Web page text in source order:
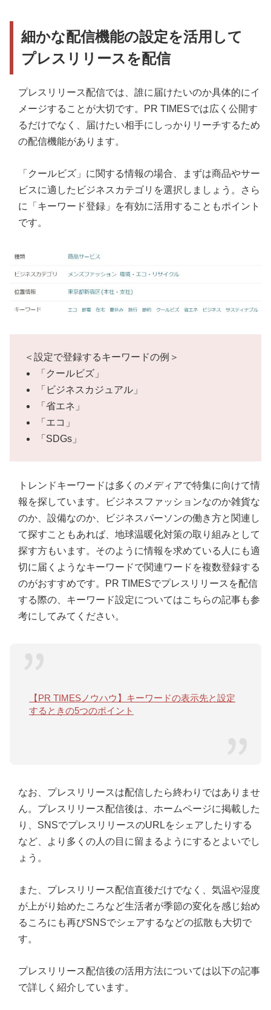
細かな配信機能の設定を活用して
プレスリリースを配信
プレスリリース配信では、誰に届けたいのか具体的にイ
メージすることが大切です。PR TIMESでは広く公開す
るだけでなく、届けたい相手にしっかりリーチするため
の配信機能があります。
「クールビズ」に関する情報の場合、まずは商品やサー
ビスに適したビジネスカテゴリを選択しましょう。さら
に「キーワード登録」を有効に活用することもポイント
です。
＜設定で登録するキーワードの例＞
「クールビズ」
「ビジネスカジュアル」
「省エネ」
「エコ」
「SDGs」
トレンドキーワードは多くのメディアで特集に向けて情
報を探しています。ビジネスファッションなのか雑貨な
のか、設備なのか、ビジネスパーソンの働き方と関連し
て探すこともあれば、地球温暖化対策の取り組みとして
探す方もいます。そのように情報を求めている人にも適
切に届くようなキーワードで関連ワードを複数登録する
のがおすすめです。PR TIMESでプレスリリースを配信
する際の、キーワード設定についてはこちらの記事も参
考にしてみてください。
【PR TIMESノウハウ】キーワードの表示先と設定
するときの5つのポイント
なお、プレスリリースは配信したら終わりではありませ
ん。プレスリリース配信後は、ホームページに掲載した
り、SNSでプレスリリースのURLをシェアしたりする
など、より多くの人の目に留まるようにするとよいでし
ょう。
また、プレスリリース配信直後だけでなく、気温や湿度
が上がり始めたころなど生活者が季節の変化を感じ始め
るころにも再びSNSでシェアするなどの拡散も大切で
す。
プレスリリース配信後の活用方法については以下の記事
で詳しく紹介しています。